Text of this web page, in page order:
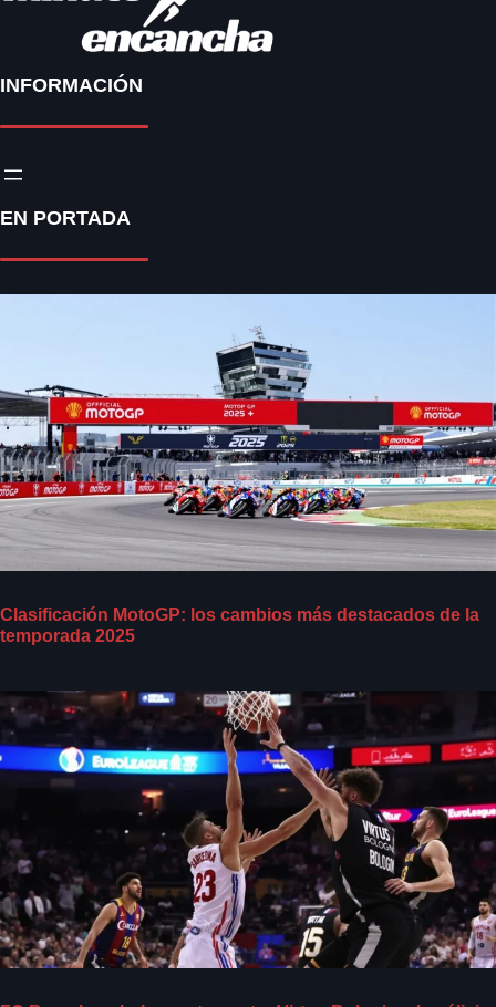
INFORMACIÓN
EN PORTADA
Clasificación MotoGP: los cambios más destacados de la
temporada 2025